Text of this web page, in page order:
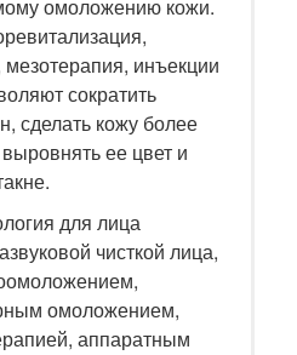
омоложению кожи.
мезотерапия, инъекции
сократить
сделать кожу более
ее цвет и
для лица
чисткой лица,
омоложением,
аппаратным